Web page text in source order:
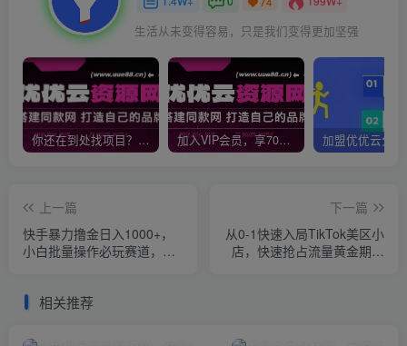
生活从未变得容易，只是我们变得更加坚强
你还在到处找项目？还在当韭菜？我靠网创资源站一个月收入5万+，曾经我也是个失败者。 加入VIP会员，享70%的推广提成，免费学习多种网上创业课程，菜鸟秒变大神！
上一篇
快手暴力撸金日入1000+，
小白批量操作必玩赛道，从0
下一篇
从0-1快速入局TikTok美区小
店，快速抢占流量黄金期，
相关推荐